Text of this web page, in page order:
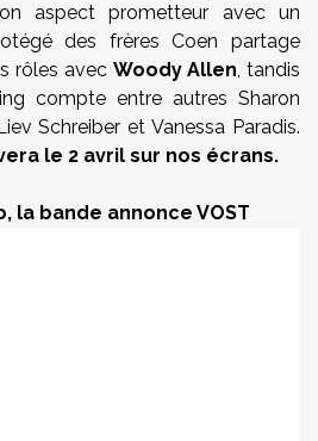
aspect prometteur avec un
des frères Coen partage
rôles avec Woody Allen, tandis
compte entre autres Sharon
Schreiber et Vanessa Paradis.
le 2 avril sur nos écrans.
la bande annonce VOST